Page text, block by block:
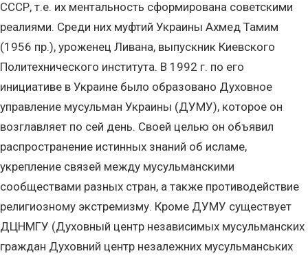
СССР, т.е. их ментальность сформирована советскими
реалиями. Среди них муфтий Украины Ахмед Тамим
(1956 пр.), уроженец Ливана, выпускник Киевского
Политехнического института. В 1992 г. по его
инициативе в Украине было образовано Духовное
управление мусульман Украины (ДУМУ), которое он
возглавляет по сей день. Своей целью он объявил
распространение истинных знаний об исламе,
укрепление связей между мусульманскими
сообществами разных стран, а также противодействие
религиозному экстремизму. Кроме ДУМУ существует
ДЦНМГУ (Духовный центр независимых мусульманских
граждан Духовний центр незалежних мусульманських